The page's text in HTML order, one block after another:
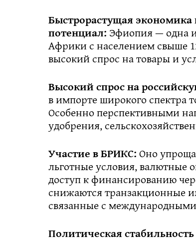
Быстрорастущая
потенциал: Эфиопия — одна
Африки с населением свыше
высокий спрос на товары и
Высокий спрос на
в импорте широкого спектра
Особенно перспективными
удобрения,
Участие в БРИКС:Оно
льготные условия, валютные
доступ к финансированию
снижаются транзакционные
связанные с
Политическая